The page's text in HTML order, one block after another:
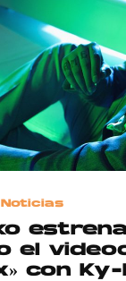
Noticias
el
con Ky-